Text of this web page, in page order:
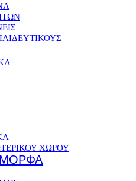
ΧΩΡΟΥ